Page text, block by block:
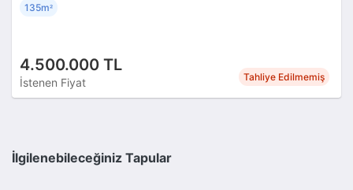
4.500.000 TL
İstenen Fiyat Tahliye Edilmemiş
135m²
İlgilenebileceğiniz Tapular